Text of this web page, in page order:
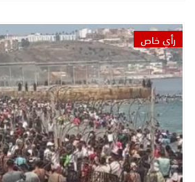
رأي خاص